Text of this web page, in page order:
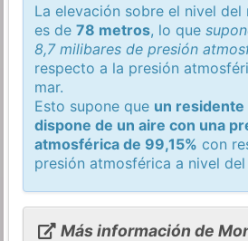
La elevación sobre el nivel del
es de78 metros, lo que
8,7 milibares de presión
respecto a la presión
mar.
Esto supone que un
dispone de un aire con una
atmosférica de 99,15% con
presión atmosférica a nivel
Más información de